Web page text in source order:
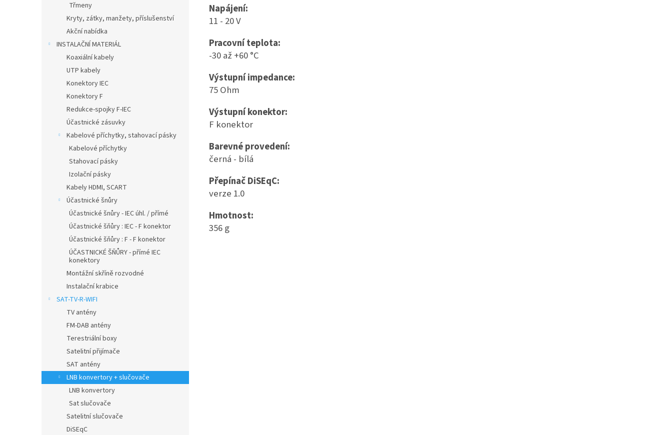
Třmeny
Kryty, zátky, manžety, příslušenství
Akční nabídka
INSTALAČNÍ MATERIÁL
Koaxiální kabely
UTP kabely
Konektory IEC
Konektory F
Redukce-spojky F-IEC
Účastnické zásuvky
Kabelové příchytky, stahovací pásky
Kabelové příchytky
Stahovací pásky
Izolační pásky
Kabely HDMI, SCART
Účastnické šnůry
Účastnické šnůry - IEC úhl. / přímé
Účastnické šňůry : IEC - F konektor
Účastnické šňůry : F - F konektor
ÚČASTNICKÉ ŠŇŮRY - přímé IEC
konektory
Montážní skříně rozvodné
Instalační krabice
SAT-TV-R-WIFI
TV antény
FM-DAB antény
Terestriální boxy
Satelitní přijímače
SAT antény
LNB konvertory + slučovače
LNB konvertory
Sat slučovače
Satelitní slučovače
DiSEqC
Napájení:
11 - 20 V
Pracovní teplota:
-30 až +60 °C
Výstupní impedance:
75 Ohm
Výstupní konektor:
F konektor
Barevné provedení:
černá - bílá
Přepínač DiSEqC:
verze 1.0
Hmotnost:
356 g